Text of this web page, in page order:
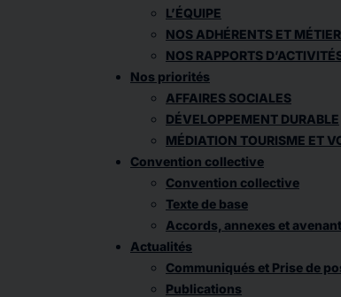
L’ÉQUIPE
NOS ADHÉRENTS ET
NOS RAPPORTS
Nos priorités
AFFAIRES SOCIALES
DÉVELOPPEMENT DURABLE
MÉDIATION TOURISME ET
Convention collective
Convention collective
Texte de base
Accords, annexes et
Actualités
Communiqués et Prise de
Publications